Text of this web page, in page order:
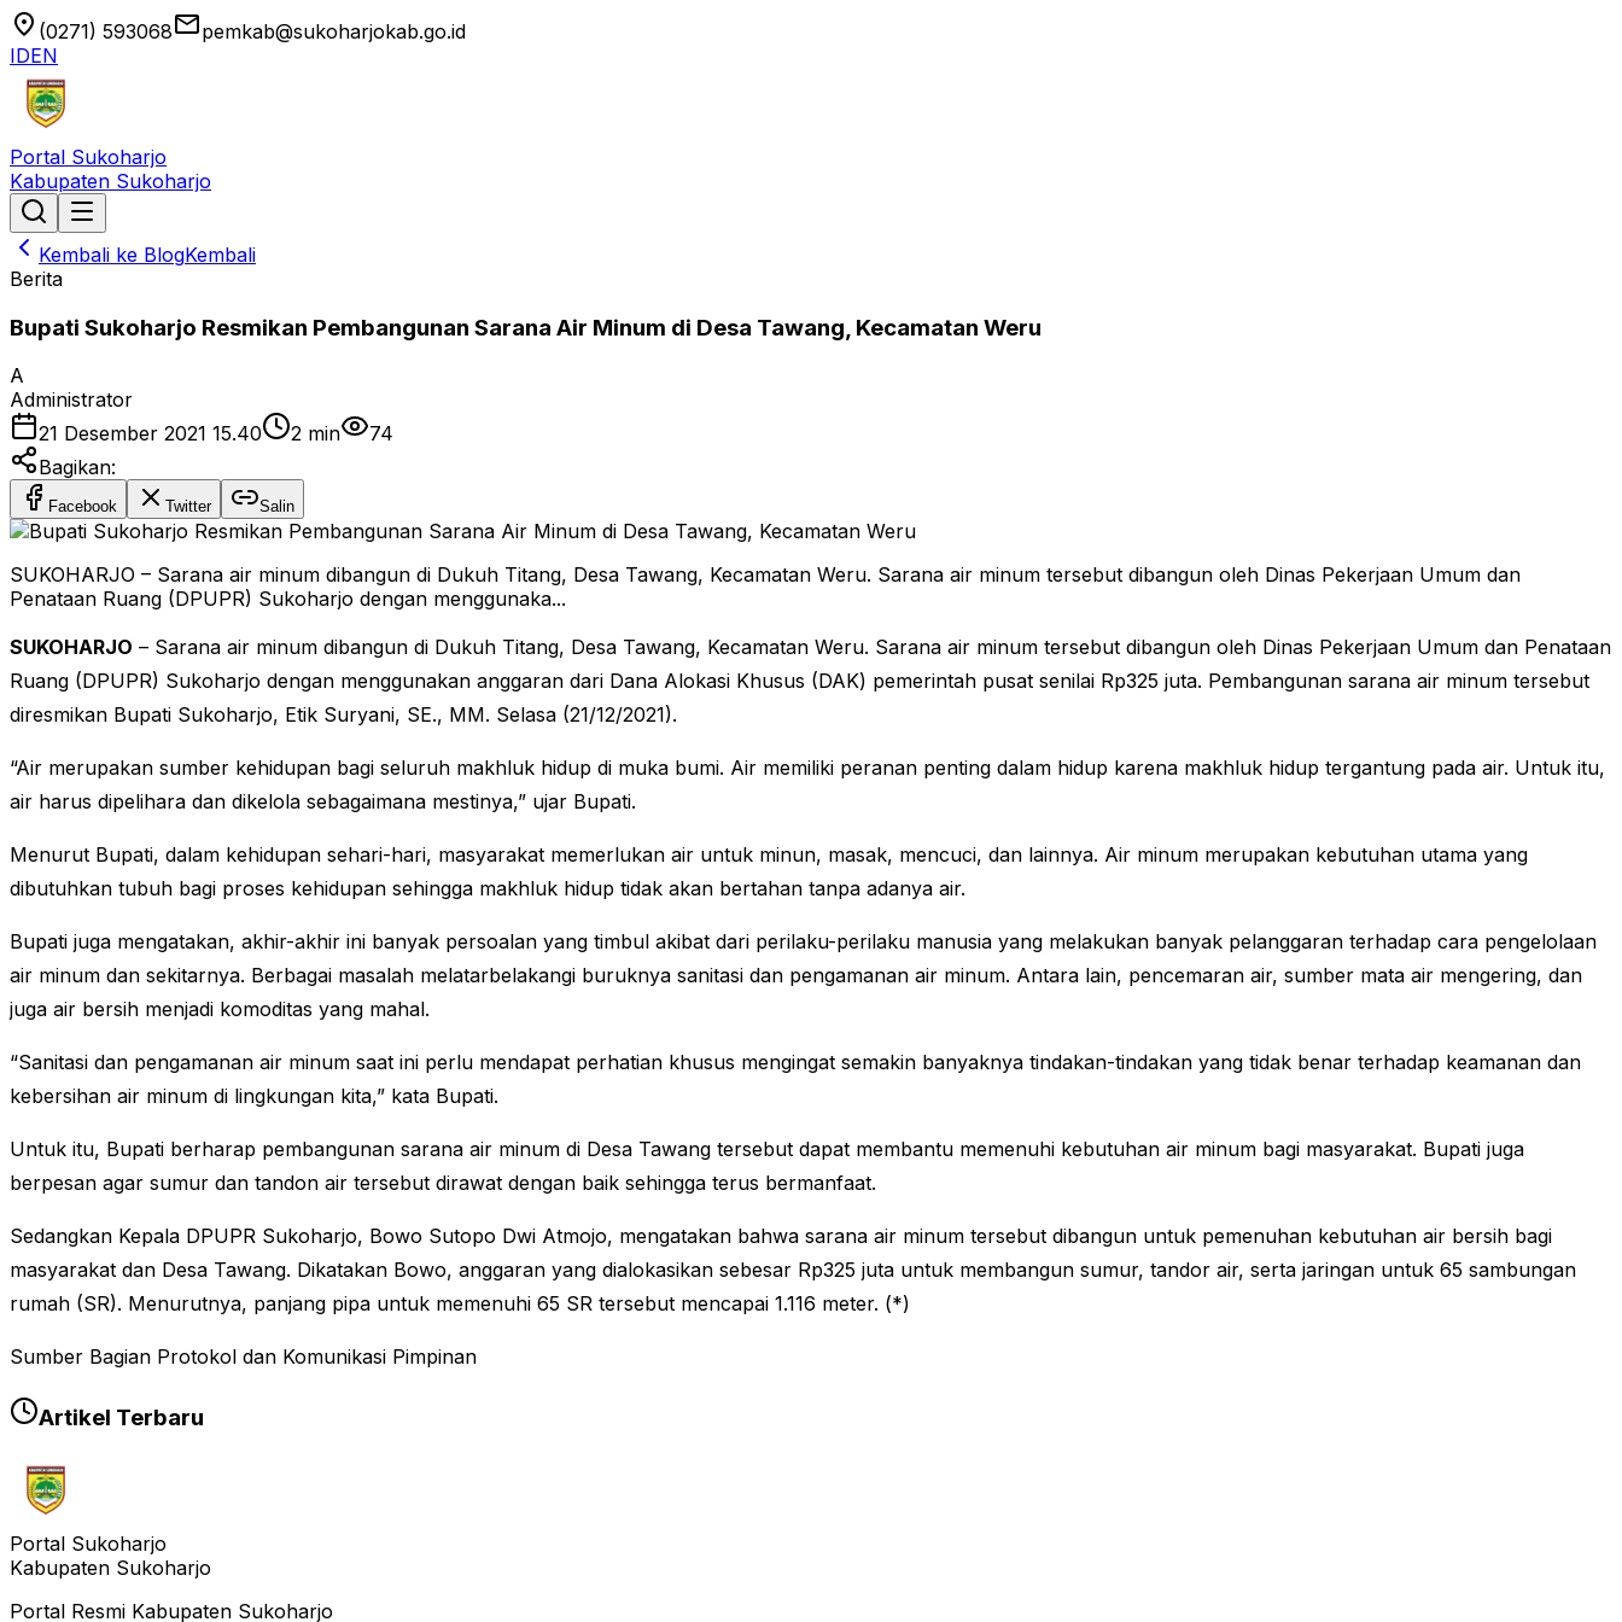
location_on (0271) 593068emailpemkab@sukoharjokab.go.id
IDEN
Portal Sukoharjo
Kabupaten Sukoharjo
Kembali ke BlogKembali
Berita
Bupati Sukoharjo Resmikan Pembangunan Sarana Air Minum di Desa Tawang, Kecamatan Weru
A
Administrator
21 Desember 2021 15.40
2 min
74
Bagikan:
Facebook Twitter Salin
SUKOHARJO – Sarana air minum dibangun di Dukuh Titang, Desa Tawang, Kecamatan Weru. Sarana air minum tersebut dibangun oleh Dinas Pekerjaan Umum dan
Penataan Ruang (DPUPR) Sukoharjo dengan menggunaka...
SUKOHARJO – Sarana air minum dibangun di Dukuh Titang, Desa Tawang, Kecamatan Weru. Sarana air minum tersebut dibangun oleh Dinas Pekerjaan Umum dan Penataan
Ruang (DPUPR) Sukoharjo dengan menggunakan anggaran dari Dana Alokasi Khusus (DAK) pemerintah pusat senilai Rp325 juta. Pembangunan sarana air minum tersebut
diresmikan Bupati Sukoharjo, Etik Suryani, SE., MM. Selasa (21/12/2021).
“Air merupakan sumber kehidupan bagi seluruh makhluk hidup di muka bumi. Air memiliki peranan penting dalam hidup karena makhluk hidup tergantung pada air. Untuk itu,
air harus dipelihara dan dikelola sebagaimana mestinya,” ujar Bupati.
Menurut Bupati, dalam kehidupan sehari-hari, masyarakat memerlukan air untuk minun, masak, mencuci, dan lainnya. Air minum merupakan kebutuhan utama yang
dibutuhkan tubuh bagi proses kehidupan sehingga makhluk hidup tidak akan bertahan tanpa adanya air.
Bupati juga mengatakan, akhir-akhir ini banyak persoalan yang timbul akibat dari perilaku-perilaku manusia yang melakukan banyak pelanggaran terhadap cara pengelolaan
air minum dan sekitarnya. Berbagai masalah melatarbelakangi buruknya sanitasi dan pengamanan air minum. Antara lain, pencemaran air, sumber mata air mengering, dan
juga air bersih menjadi komoditas yang mahal.
“Sanitasi dan pengamanan air minum saat ini perlu mendapat perhatian khusus mengingat semakin banyaknya tindakan-tindakan yang tidak benar terhadap keamanan dan
kebersihan air minum di lingkungan kita,” kata Bupati.
Untuk itu, Bupati berharap pembangunan sarana air minum di Desa Tawang tersebut dapat membantu memenuhi kebutuhan air minum bagi masyarakat. Bupati juga
berpesan agar sumur dan tandon air tersebut dirawat dengan baik sehingga terus bermanfaat.
Sedangkan Kepala DPUPR Sukoharjo, Bowo Sutopo Dwi Atmojo, mengatakan bahwa sarana air minum tersebut dibangun untuk pemenuhan kebutuhan air bersih bagi
masyarakat dan Desa Tawang. Dikatakan Bowo, anggaran yang dialokasikan sebesar Rp325 juta untuk membangun sumur, tandor air, serta jaringan untuk 65 sambungan
rumah (SR). Menurutnya, panjang pipa untuk memenuhi 65 SR tersebut mencapai 1.116 meter. (*)
Sumber Bagian Protokol dan Komunikasi Pimpinan
Artikel Terbaru
Portal Sukoharjo
Kabupaten Sukoharjo
Portal Resmi Kabupaten Sukoharjo